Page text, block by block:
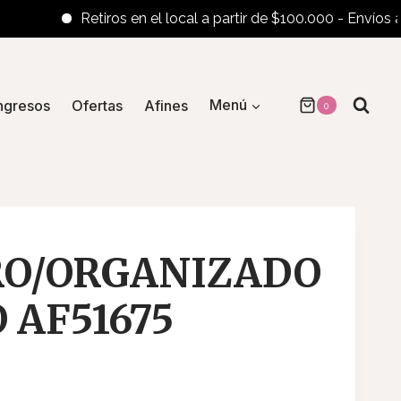
Retiros en el local a partir de $100.000 - Envíos al
Ofertas Afines Menú 0
ORGANIZADO
AF51675